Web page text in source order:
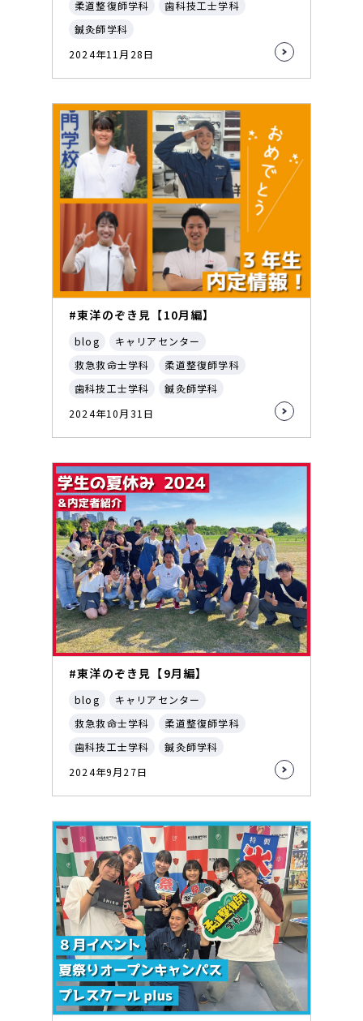
柔道整復師学科
歯科技工士学科
鍼灸師学科
2024年11月28日
#東洋のぞき見【10月編】
blog
キャリアセンター
救急救命士学科
柔道整復師学科
歯科技工士学科
鍼灸師学科
2024年10月31日
#東洋のぞき見【9月編】
blog
キャリアセンター
救急救命士学科
柔道整復師学科
歯科技工士学科
鍼灸師学科
2024年9月27日